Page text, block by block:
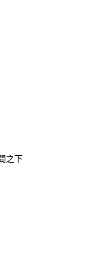
之下